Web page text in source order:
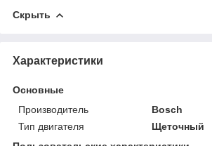
Скрыть
Характеристики
Основные
Производитель
Bosch
Тип двигателя
Щеточный